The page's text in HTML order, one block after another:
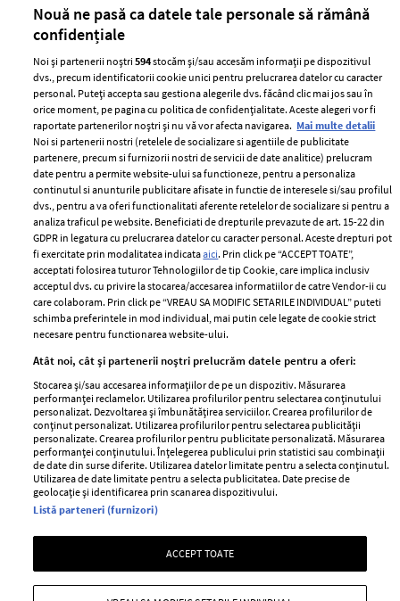
ELLE Style Awards
2024
Despre ELLE
Romania
Contact
Abonamente
Termeni si conditii
Politica de
confidențialitate
Politica de cookies
Publicitate
GSP
Unica
Baby
Retete
femei
Viva
Avantaje
Retete practice
Pariază responsabil! Decizia ONJN nr. 821/25.09.2025.
Jocurile de noroc sunt interzise minorilor.
Copyright © 2026 Ringier Romania SRL
Nouă ne pasă ca datele tale personale să rămână
confidențiale
Noi și partenerii noștri594stocăm și/sau accesăm informații pe dispozitivul
dvs., precum identificatorii cookie unici pentru prelucrarea datelor cu caracter
personal. Puteți accepta sau gestiona alegerile dvs. făcând clic mai jos sau în
orice moment, pe pagina cu politica de confidențialitate. Aceste alegeri vor fi
raportate partenerilor noștri și nu vă vor afecta navigarea. Mai multe detalii
Noi si partenerii nostri (retelele de socializare si agentiile de publicitate
partenere, precum si furnizorii nostri de servicii de date analitice) prelucram
date pentru a permite website-ului sa functioneze, pentru a personaliza
continutul si anunturile publicitare afisate in functie de interesele si/sau profilul
dvs., pentru a va oferi functionalitati aferente retelelor de socializare si pentru a
analiza traficul pe website. Beneficiati de drepturile prevazute de art. 15-22 din
GDPR in legatura cu prelucrarea datelor cu caracter personal. Aceste drepturi pot
fi exercitate prin modalitatea indicataaici. Prin click pe “ACCEPT TOATE”,
acceptati folosirea tuturor Tehnologiilor de tip Cookie, care implica inclusiv
acceptul dvs. cu privire la stocarea/accesarea informatiilor de catre Vendor-ii cu
care colaboram. Prin click pe “VREAU SA MODIFIC SETARILE INDIVIDUAL” puteti
schimba preferintele in mod individual, mai putin cele legate de cookie strict
necesare pentru functionarea website-ului.
Atât noi, cât și partenerii noștri prelucrăm datele pentru a oferi:
Stocarea și/sau accesarea informațiilor de pe un dispozitiv. Măsurarea
performanței reclamelor. Utilizarea profilurilor pentru selectarea conținutului
personalizat. Dezvoltarea și îmbunătățirea serviciilor. Crearea profilurilor de
conținut personalizat. Utilizarea profilurilor pentru selectarea publicității
personalizate. Crearea profilurilor pentru publicitate personalizată. Măsurarea
performanței conținutului. Înțelegerea publicului prin statistici sau combinații
de date din surse diferite. Utilizarea datelor limitate pentru a selecta conținutul.
Utilizarea de date limitate pentru a selecta publicitatea. Date precise de
geolocație și identificarea prin scanarea dispozitivului.
Listă parteneri (furnizori)
ACCEPT TOATE